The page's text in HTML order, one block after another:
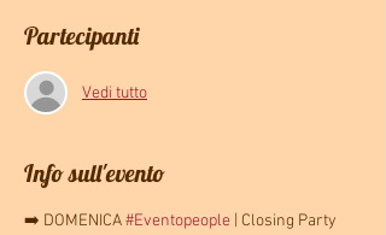
Partecipanti
Vedi tutto
Info sull'evento
➡️ DOMENICA #Eventopeople | Closing Party